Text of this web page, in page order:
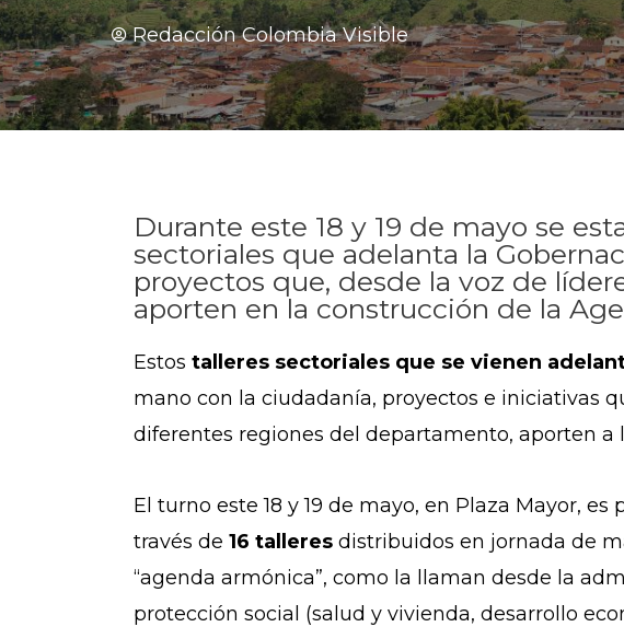
Redacción Colombia Visible
Durante este 18 y 19 de mayo se
sectoriales que adelanta la
proyectos que, desde la voz de
aporten en la construcción de la
Estos talleres sectoriales que se vienen
mano con la ciudadanía, proyectos e iniciativas
diferentes regiones del departamento, aporten a
El turno este 18 y 19 de mayo, en Plaza Mayor, es
través de 16 talleres distribuidos en jornada de
“agenda armónica”, como la llaman desde la
protección social (salud y vivienda, desarrollo